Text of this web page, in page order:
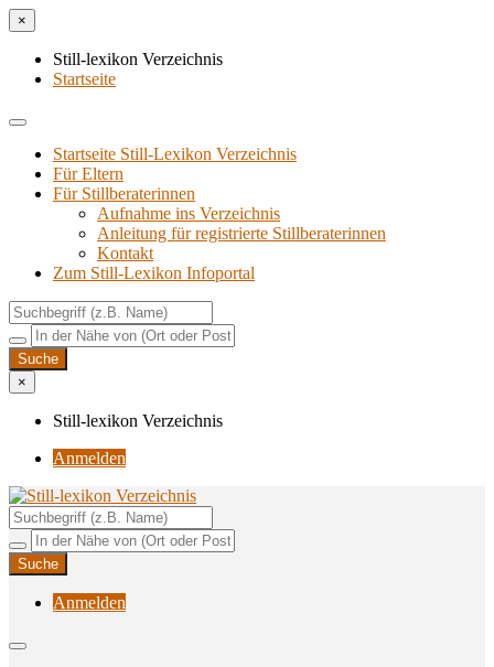
×
Still-lexikon Verzeichnis
Startseite
Startseite Still-Lexikon Verzeichnis
Für Eltern
Für Stillberaterinnen
Aufnahme ins Verzeichnis
Anlei­tung für regis­trier­te Stillberaterinnen
Kon­takt
Zum Still-Lexikon Infoportal
×
Still-lexikon Verzeichnis
Anmelden
Still-lexikon Verzeichnis
Unterstützungsangebote rund ums Stillen
Anmelden